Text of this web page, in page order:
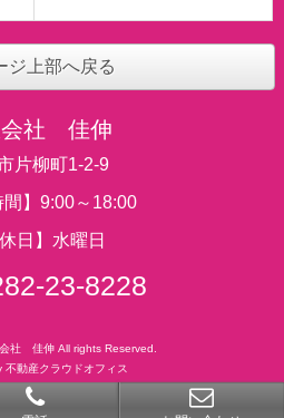
ジ上部へ戻る
会社 佳伸
片柳町1-2-9
間】9:00～18:00
休日】水曜日
23-8228
社 佳伸 All rights Reserved.
不動産クラウドオフィス